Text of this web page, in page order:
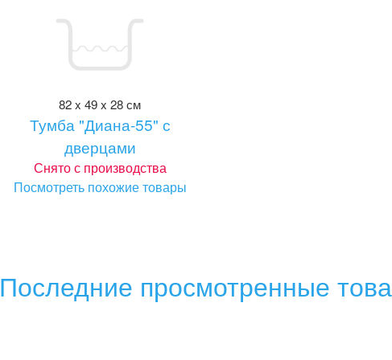
82 x 49 x 28 см
Тумба "Диана-55" с
дверцами
Снято с производства
Посмотреть похожие товары
Последние просмотренные